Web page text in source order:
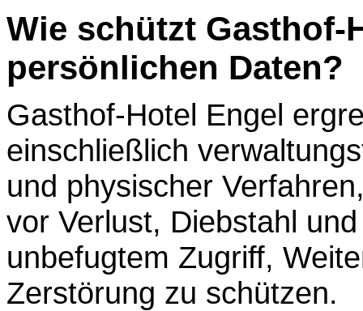
Wie schützt Gasthof-
persönlichen Daten?
Gasthof-Hotel Engel
einschließlich
und physischer
vor Verlust, Diebstahl
unbefugtem Zugriff,
Zerstörung zu schützen.